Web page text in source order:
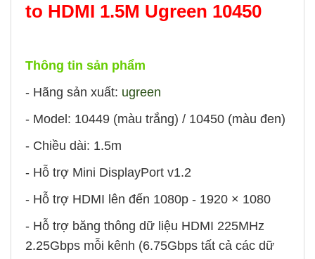
to HDMI 1.5M Ugreen 10450
Thông tin sản phẩm
- Hãng sản xuất: ugreen
- Model: 10449 (màu trắng) / 10450 (màu đen)
- Chiều dài: 1.5m
- Hỗ trợ Mini DisplayPort v1.2
- Hỗ trợ HDMI lên đến 1080p - 1920 × 1080
- Hỗ trợ băng thông dữ liệu HDMI 225MHz
2.25Gbps mỗi kênh (6.75Gbps tất cả các dữ